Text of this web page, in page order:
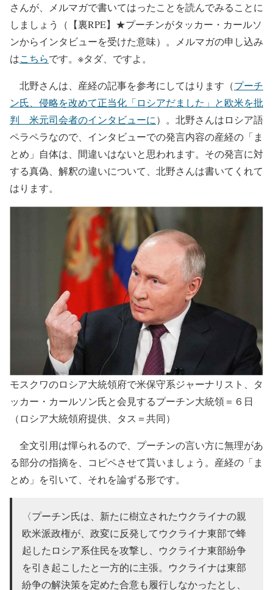
さんが、メルマガで書いてはったことを読んでみることに
しましょう（【裏RPE】★プーチンがタッカー・カールソ
ンからインタビューを受けた意味）。メルマガの申し込み
はこちらです。※タダ、ですよ。
北野さんは、産経の記事を参考にしてはります（プーチ
ン氏、侵略を改めて正当化「ロシアだました」と欧米を批
判 米元司会者のインタビューに）。北野さんはロシア語
ペラペラなので、インタビューでの発言内容の産経の「ま
とめ」自体は、間違いはないと思われます。その発言に対
する真偽、解釈の違いについて、北野さんは書いてくれて
はります。
モスクワのロシア大統領府で米保守系ジャーナリスト、タ
ッカー・カールソン氏と会見するプーチン大統領＝６日
（ロシア大統領府提供、タス＝共同）
全文引用は憚られるので、プーチンの言い方に無理があ
る部分の指摘を、コピペさせて貰いましょう。産経の「ま
とめ」を引いて、それを論ずる形です。
〈プーチン氏は、新たに樹立されたウクライナの親
欧米派政権が、政変に反発してウクライナ東部で蜂
起したロシア系住民を攻撃し、ウクライナ東部紛争
を引き起こしたと一方的に主張。ウクライナは東部
紛争の解決策を定めた合意も履行しなかったとし、